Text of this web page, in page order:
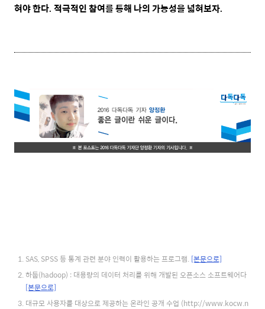
혀야 한다. 적극적인 참여를 통해 나의 가능성을 넓혀보자.
SAS, SPSS 등 통계 관련 분야 인력이 활용하는 프로그램. [본문으로]
하둡(hadoop) : 대용량의 데이터 처리를 위해 개발된 오픈소스 소프트웨어다
[본문으로]
대규모 사용자를 대상으로 제공하는 온라인 공개 수업 (http://www.kocw.n